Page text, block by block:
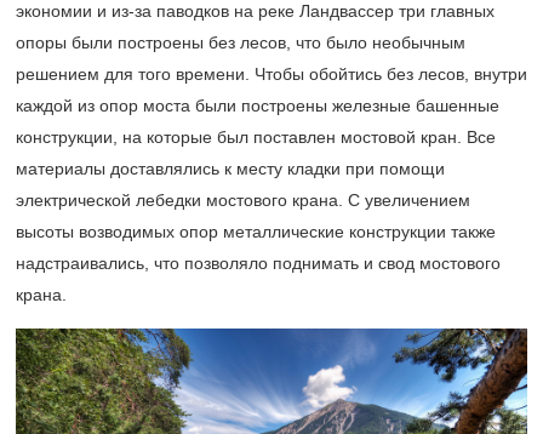
экономии и из-за паводков на реке Ландвассер три главных
опоры были построены без лесов, что было необычным
решением для того времени. Чтобы обойтись без лесов, внутри
каждой из опор моста были построены железные башенные
конструкции, на которые был поставлен мостовой кран. Все
материалы доставлялись к месту кладки при помощи
электрической лебедки мостового крана. С увеличением
высоты возводимых опор металлические конструкции также
надстраивались, что позволяло поднимать и свод мостового
крана.